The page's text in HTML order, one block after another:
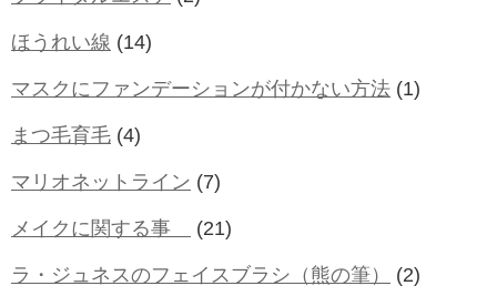
ほうれい線 (14)
マスクにファンデーションが付かない方法 (1)
まつ毛育毛 (4)
マリオネットライン (7)
メイクに関する事 (21)
ラ・ジュネスのフェイスブラシ（熊の筆） (2)